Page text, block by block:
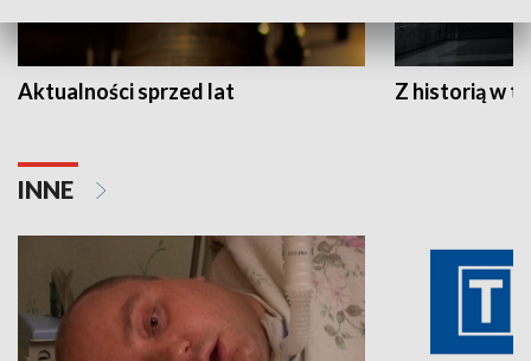
Aktualności sprzed lat Z historią w
INNE